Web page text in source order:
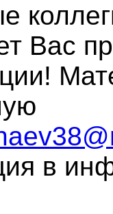
Вас
в